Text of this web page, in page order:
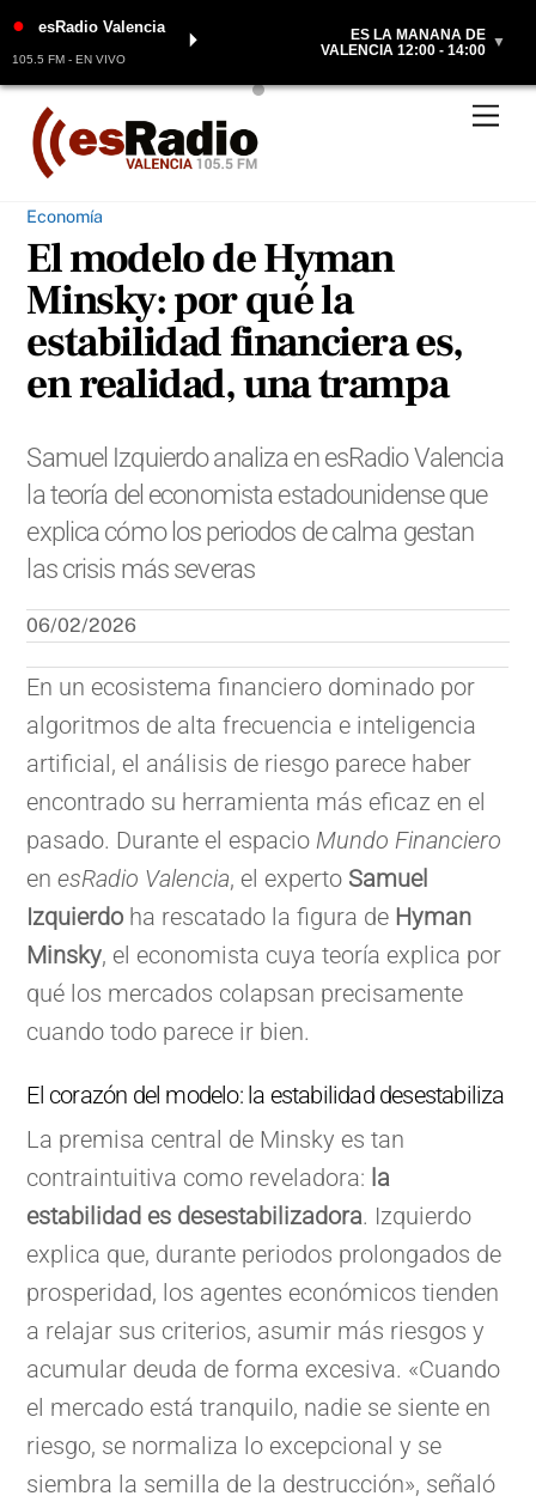
Skip
content
● esRadio Valencia
105.5 FM - EN VIVO
⏵
ES LA MAÑANA DE
VALENCIA 12:00 - 14:00 ▼
Economía
El modelo de Hyman
Minsky: por qué la
estabilidad financiera es,
en realidad, una trampa
Samuel Izquierdo analiza en esRadio Valencia
la teoría del economista estadounidense que
explica cómo los periodos de calma gestan
las crisis más severas
06/02/2026
En un ecosistema financiero dominado por
algoritmos de alta frecuencia e inteligencia
artificial, el análisis de riesgo parece haber
encontrado su herramienta más eficaz en el
pasado. Durante el espacioMundo Financiero
enesRadio Valencia, el experto Samuel
Izquierdo ha rescatado la figura de Hyman
Minsky, el economista cuya teoría explica por
qué los mercados colapsan precisamente
cuando todo parece ir bien.
El corazón del modelo: la estabilidad desestabiliza
La premisa central de Minsky es tan
contraintuitiva como reveladora: la
estabilidad es desestabilizadora. Izquierdo
explica que, durante periodos prolongados de
prosperidad, los agentes económicos tienden
a relajar sus criterios, asumir más riesgos y
acumular deuda de forma excesiva. «Cuando
el mercado está tranquilo, nadie se siente en
riesgo, se normaliza lo excepcional y se
siembra la semilla de la destrucción», señaló